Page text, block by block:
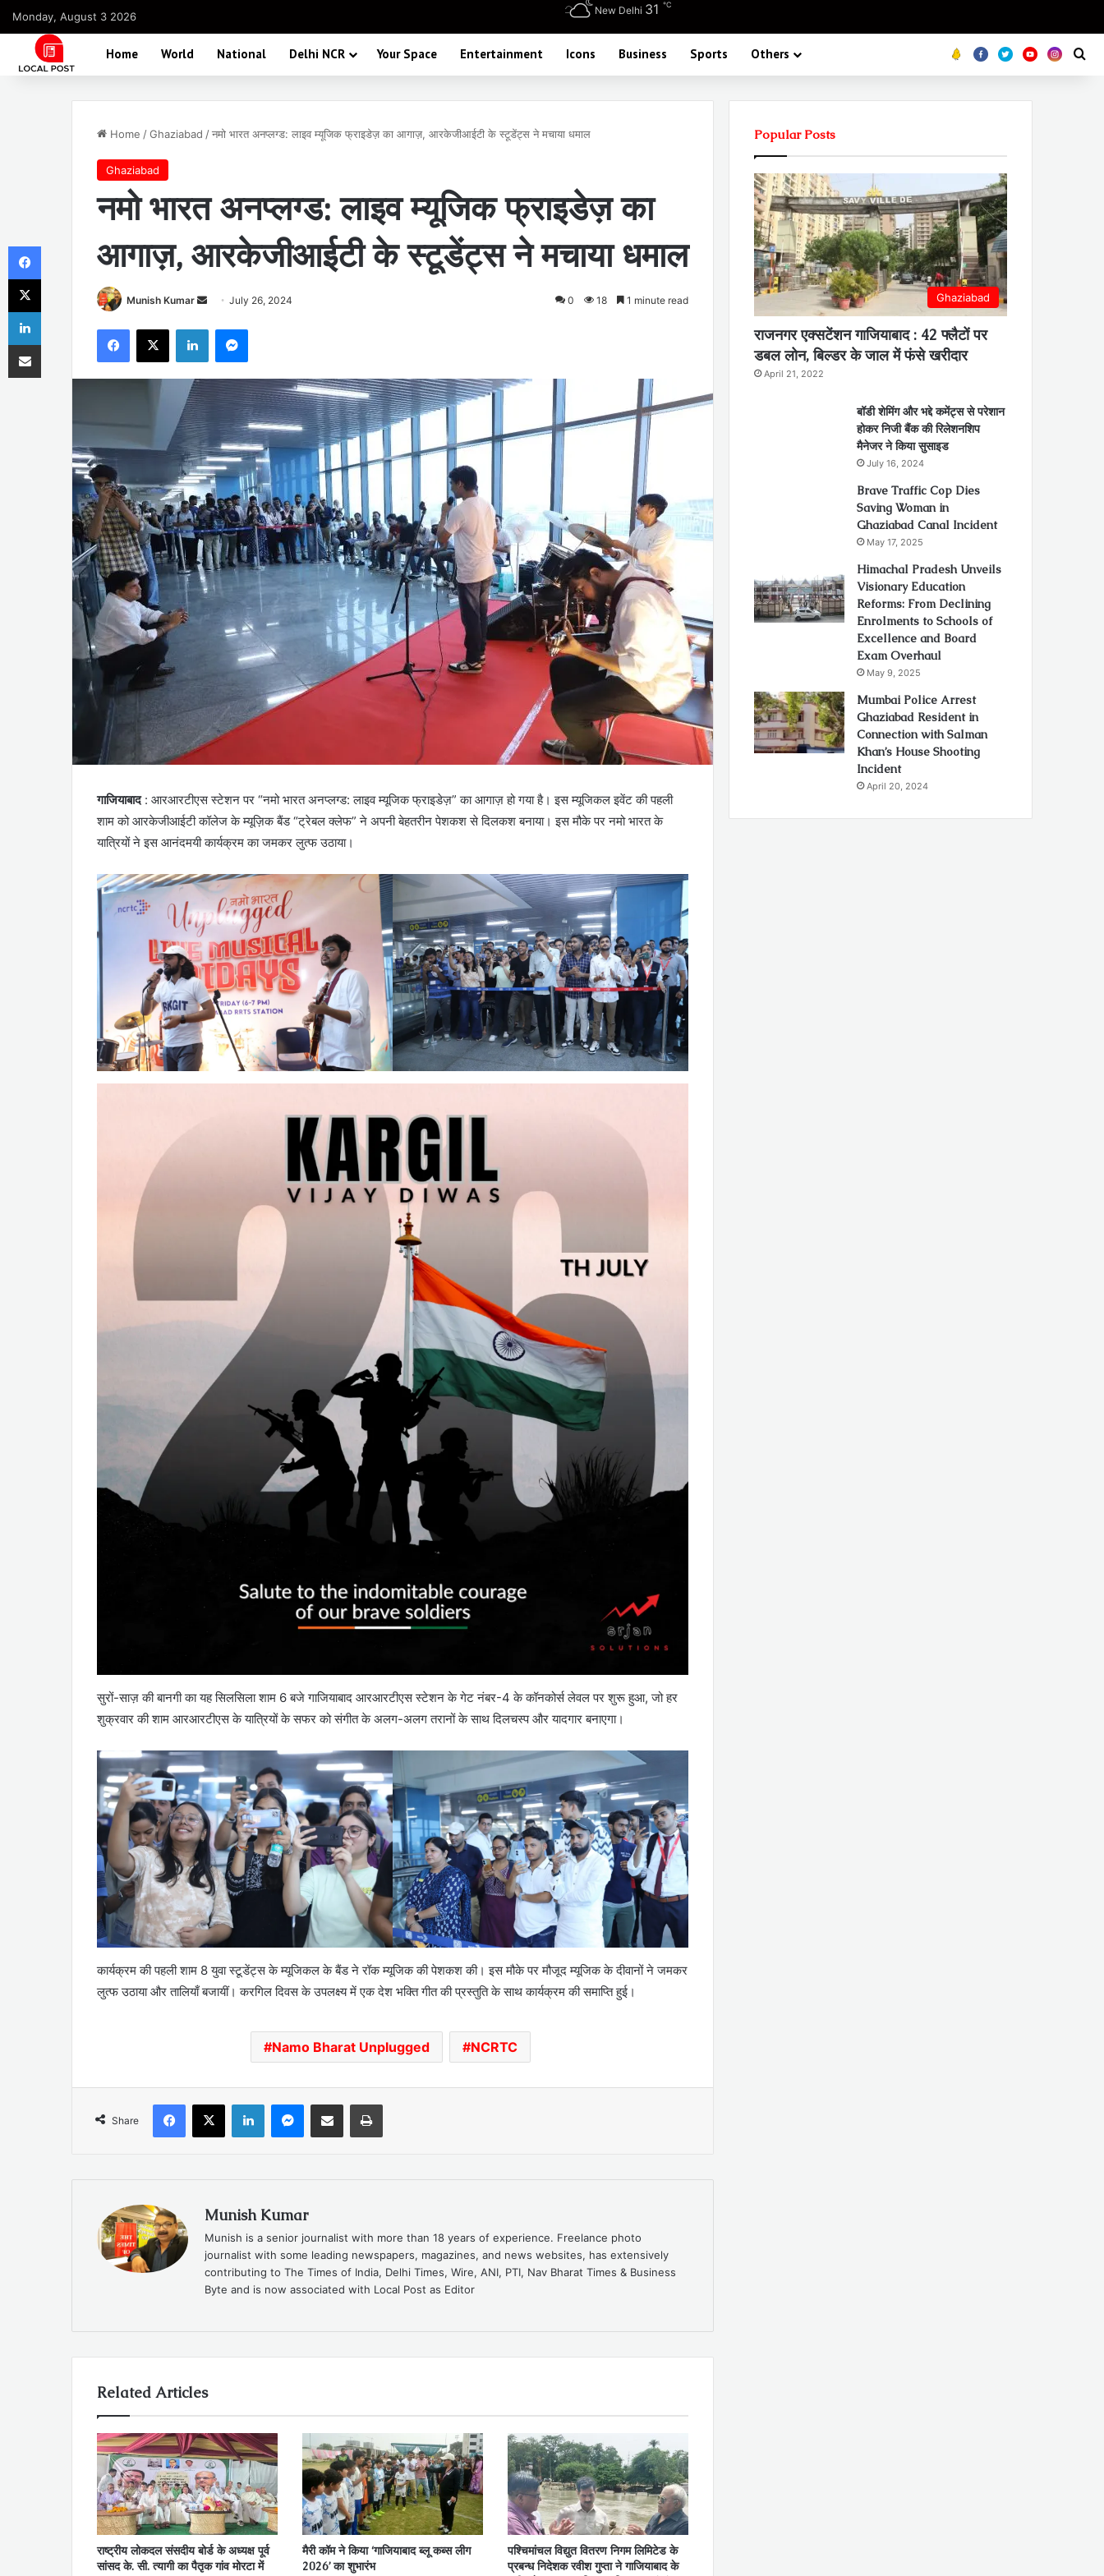
Monday, August 3 2026 New Delhi 31 ℃
Home World National Delhi NCR Your Space Entertainment Icons Business Sports Others Koo FB TwitterYoutube
Home /Ghaziabad /नमो भारत अनप्लग्ड: लाइव म्यूजिक फ्राइडेज़ का आगाज़, आरकेजीआईटी के स्टूडेंट्स ने मचाया धमाल
Ghaziabad
नमो भारत अनप्लग्ड: लाइव म्यूजिक फ्राइडेज़ का
आगाज़, आरकेजीआईटी के स्टूडेंट्स ने मचाया धमाल
Munish Kumar
Send
email
July 26, 2024 0 18 1 minute read
Facebook
X LinkedInMessenger
गाजियाबाद : आरआरटीएस स्टेशन पर “नमो भारत अनप्लग्ड: लाइव म्यूजिक फ्राइडेज़” का आगाज़ हो गया है। इस म्यूजिकल इवेंट की पहली
शाम को आरकेजीआईटी कॉलेज के म्यूज़िक बैंड “ट्रेबल क्लेफ” ने अपनी बेहतरीन पेशकश से दिलकश बनाया। इस मौके पर नमो भारत के
यात्रियों ने इस आनंदमयी कार्यक्रम का जमकर लुत्फ उठाया।
सुरों-साज़ की बानगी का यह सिलसिला शाम 6 बजे गाजियाबाद आरआरटीएस स्टेशन के गेट नंबर-4 के कॉनकोर्स लेवल पर शुरू हुआ, जो हर
शुक्रवार की शाम आरआरटीएस के यात्रियों के सफर को संगीत के अलग-अलग तरानों के साथ दिलचस्प और यादगार बनाएगा।
कार्यक्रम की पहली शाम 8 युवा स्टूडेंट्स के म्यूजिकल के बैंड ने रॉक म्यूजिक की पेशकश की। इस मौके पर मौजूद म्यूजिक के दीवानों ने जमकर
लुत्फ उठाया और तालियाँ बजायीं। करगिल दिवस के उपलक्ष्य में एक देश भक्ति गीत की प्रस्तुति के साथ कार्यक्रम की समाप्ति हुई।
Namo Bharat Unplugged NCRTC
Share
Facebook
X LinkedInMessenger
Share via Email Print
Munish Kumar
Munish is a senior journalist with more than 18 years of experience. Freelance photo
journalist with some leading newspapers, magazines, and news websites, has extensively
contributing to The Times of India, Delhi Times, Wire, ANI, PTI, Nav Bharat Times & Business
Byte and is now associated with Local Post as Editor
Related Articles
राष्ट्रीय लोकदल संसदीय बोर्ड के अध्यक्ष पूर्व
सांसद के. सी. त्यागी का पैतृक गांव मोरटा में
मैरी कॉम ने किया ‘गाजियाबाद ब्लू कब्स लीग
2026’ का शुभारंभ
पश्चिमांचल विद्युत वितरण निगम लिमिटेड के
प्रबन्ध निदेशक रवीश गुप्ता ने गाजियाबाद के
Popular Posts
Ghaziabad
राजनगर एक्सटेंशन गाजियाबाद : 42 फ्लैटों पर
डबल लोन, बिल्डर के जाल में फंसे खरीदार
April 21, 2022
बॉडी शेमिंग और भद्दे कमेंट्स से परेशान
होकर निजी बैंक की रिलेशनशिप
मैनेजर ने किया सुसाइड
July 16, 2024
Brave Traffic Cop Dies
Saving Woman in
Ghaziabad Canal Incident
May 17, 2025
Himachal Pradesh Unveils
Visionary Education
Reforms: From Declining
Enrolments to Schools of
Excellence and Board
Exam Overhaul
May 9, 2025
Mumbai Police Arrest
Ghaziabad Resident in
Connection with Salman
Khan’s House Shooting
Incident
April 20, 2024
Facebook
X
LinkedIn
Share via Email